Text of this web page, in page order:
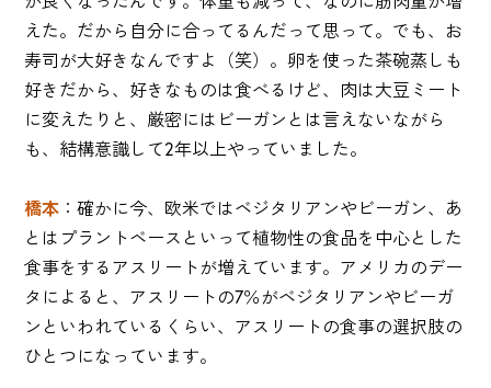
えた。だから自分に合ってるんだって思って。でも、お
寿司が大好きなんですよ（笑）。卵を使った茶碗蒸しも
好きだから、好きなものは食べるけど、肉は大豆ミート
に変えたりと、厳密にはビーガンとは言えないながら
も、結構意識して2年以上やっていました。
橋本 ：確かに今、欧米ではベジタリアンやビーガン、あ
とはプラントベースといって植物性の食品を中心とした
食事をするアスリートが増えています。アメリカのデー
タによると、アスリートの7％がベジタリアンやビーガ
ンといわれているくらい、アスリートの食事の選択肢の
ひとつになっています。